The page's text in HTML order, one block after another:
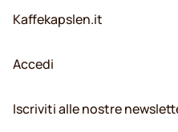
Kaffekapslen.it
Accedi
Iscriviti alle nostre